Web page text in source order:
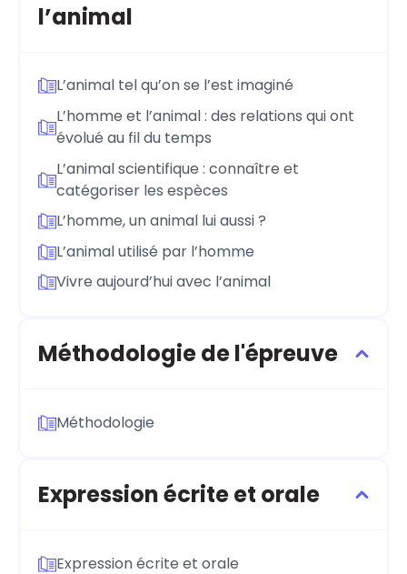
l’animal
L’animal tel qu’on se l’est imaginé
L’homme et l’animal : des relations qui ont
évolué au fil du temps
L’animal scientifique : connaître et
catégoriser les espèces
L’homme, un animal lui aussi ?
L’animal utilisé par l’homme
Vivre aujourd’hui avec l’animal
Méthodologie de l'épreuve
Méthodologie
Expression écrite et orale
Expression écrite et orale